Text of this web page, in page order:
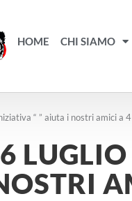
HOME CHI SIAMO
“ ” aiuta i nostri amici a